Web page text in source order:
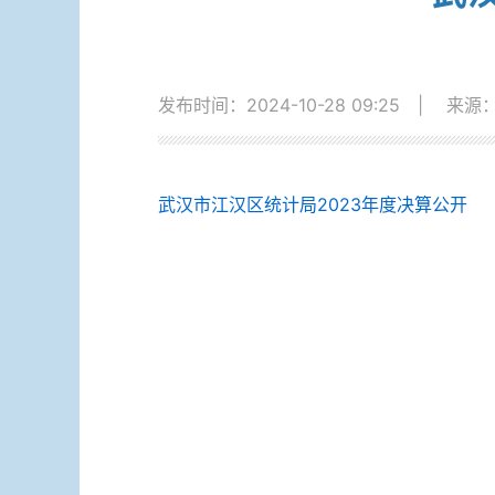
发布时间：2024-10-28 09:25 来源
武汉市江汉区统计局2023年度决算公开